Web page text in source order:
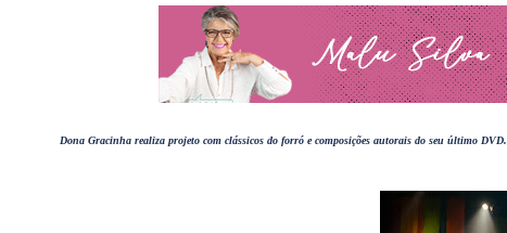
Dona Gracinha realiza projeto com clássicos do forró e composições autorais do seu último DVD.